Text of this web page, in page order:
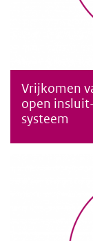
Vrijkomen van
Vrijkomen
open
systeem